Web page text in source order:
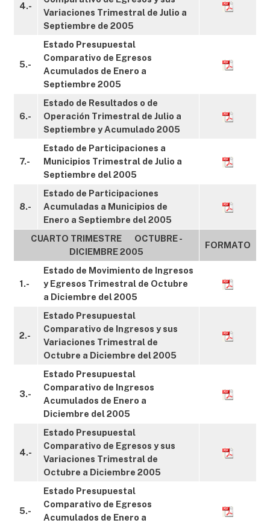
4.-
Variaciones Trimestral de Julio a
Septiembre de 2005
5.-
Estado Presupuestal
Comparativo de Egresos
Acumulados de Enero a
Septiembre 2005
6.-
Estado de Resultados o de
Operación Trimestral de Julio a
Septiembre y Acumulado 2005
7.-
Estado de Participaciones a
Municipios Trimestral de Julio a
Septiembre del 2005
8.-
Estado de Participaciones
Acumuladas a Municipios de
Enero a Septiembre del 2005
CUARTO TRIMESTRE OCTUBRE -
DICIEMBRE 2005
FORMATO
1.-
Estado de Movimiento de Ingresos
y Egresos Trimestral de Octubre
a Diciembre del 2005
2.-
Estado Presupuestal
Comparativo de Ingresos y sus
Variaciones Trimestral de
Octubre a Diciembre del 2005
3.-
Estado Presupuestal
Comparativo de Ingresos
Acumulados de Enero a
Diciembre del 2005
4.-
Estado Presupuestal
Comparativo de Egresos y sus
Variaciones Trimestral de
Octubre a Diciembre 2005
5.-
Estado Presupuestal
Comparativo de Egresos
Acumulados de Enero a